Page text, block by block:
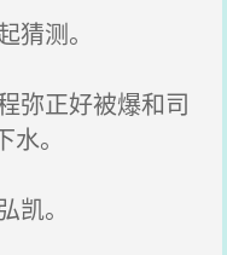
测。
弥正好被爆和司
。
。